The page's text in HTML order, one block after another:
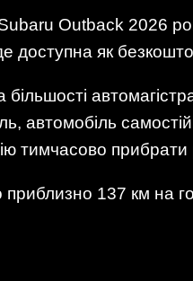
Outback 2026
доступна як
автомобіль
тимчасово прибрати
137 км на